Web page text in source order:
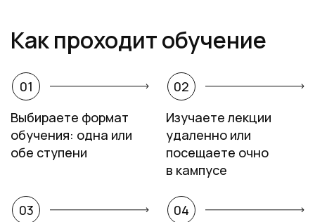
Как проходит обучение
01
Выбираете формат
обучения: одна или
обе ступени
02
Изучаете лекции
удаленно или
посещаете очно
в кампусе
03
04